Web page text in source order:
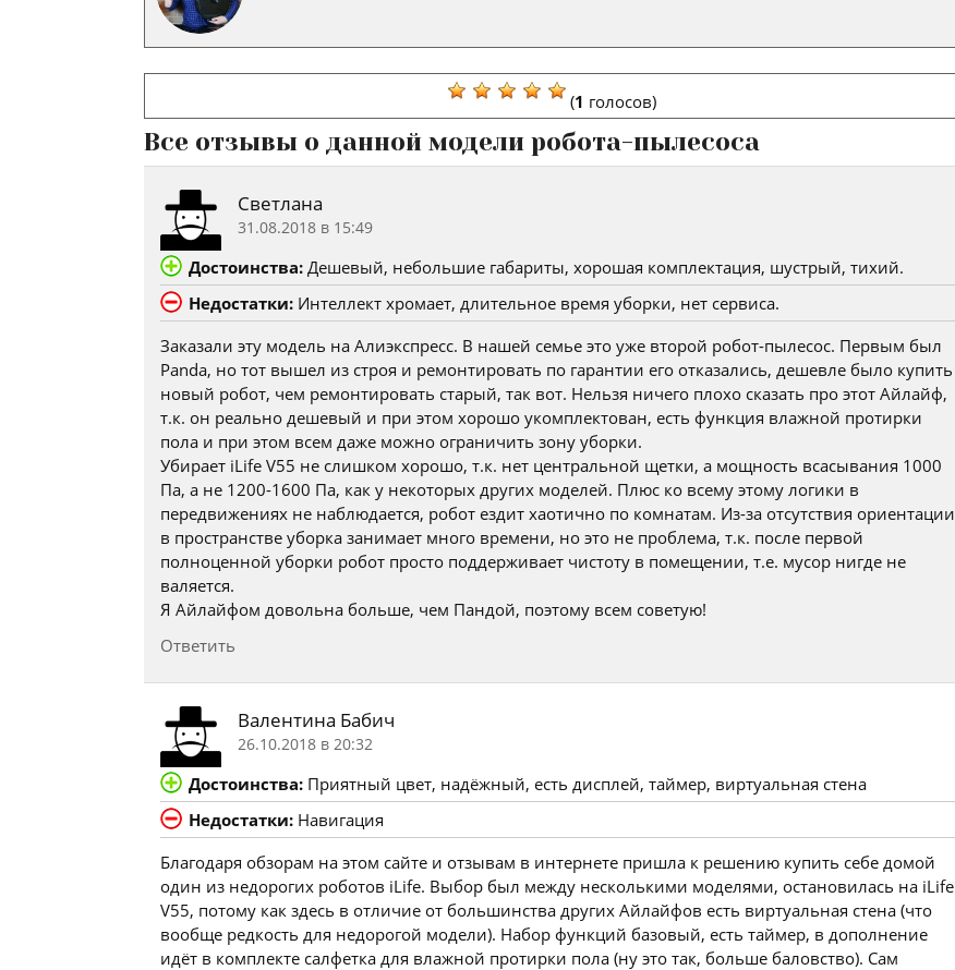
(1 голосов)
Все отзывы о данной модели робота-пылесоса
Светлана
31.08.2018 в 15:49
Достоинства:Дешевый, небольшие габариты, хорошая комплектация, шустрый, тихий.
Недостатки: Интеллект хромает, длительное время уборки, нет сервиса.
Заказали эту модель на Алиэкспресс. В нашей семье это уже второй робот-пылесос. Первым был
Panda, но тот вышел из строя и ремонтировать по гарантии его отказались, дешевле было купить
новый робот, чем ремонтировать старый, так вот. Нельзя ничего плохо сказать про этот Айлайф,
т.к. он реально дешевый и при этом хорошо укомплектован, есть функция влажной протирки
пола и при этом всем даже можно ограничить зону уборки.
Убирает iLife V55 не слишком хорошо, т.к. нет центральной щетки, а мощность всасывания 1000
Па, а не 1200-1600 Па, как у некоторых других моделей. Плюс ко всему этому логики в
передвижениях не наблюдается, робот ездит хаотично по комнатам. Из-за отсутствия ориентации
в пространстве уборка занимает много времени, но это не проблема, т.к. после первой
полноценной уборки робот просто поддерживает чистоту в помещении, т.е. мусор нигде не
валяется.
Я Айлайфом довольна больше, чем Пандой, поэтому всем советую!
Ответить
Валентина Бабич
26.10.2018 в 20:32
Достоинства: Приятный цвет, надёжный, есть дисплей, таймер, виртуальная стена
Недостатки: Навигация
Благодаря обзорам на этом сайте и отзывам в интернете пришла к решению купить себе домой
один из недорогих роботов iLife. Выбор был между несколькими моделями, остановилась на iLife
V55, потому как здесь в отличие от большинства других Айлайфов есть виртуальная стена (что
вообще редкость для недорогой модели). Набор функций базовый, есть таймер, в дополнение
идёт в комплекте салфетка для влажной протирки пола (ну это так, больше баловство). Сам